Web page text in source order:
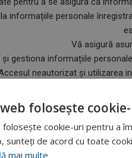
informațiile personale
Vă asigură
gestiona informațiile
neautorizat și utilizarea
această Politică de
timp ce informații personale
folosește
cookie-uri pentru a
sunteți de acord cu toate
mai multe